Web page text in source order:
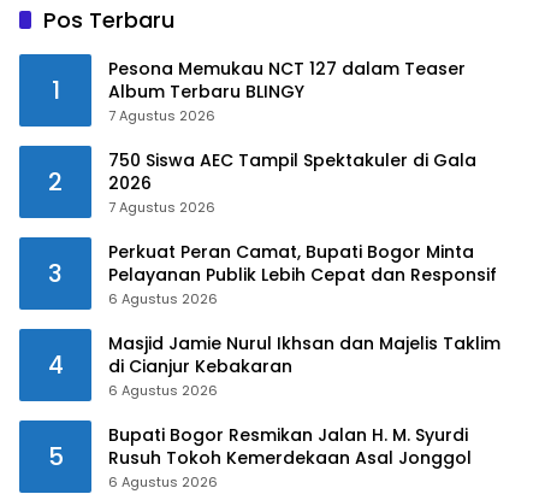
Pos Terbaru
1
Pesona Memukau NCT 127 dalam Teaser
Album Terbaru BLINGY
7 Agustus 2026
2
750 Siswa AEC Tampil Spektakuler di Gala
2026
7 Agustus 2026
3
Perkuat Peran Camat, Bupati Bogor Minta
Pelayanan Publik Lebih Cepat dan Responsif
6 Agustus 2026
4
Masjid Jamie Nurul Ikhsan dan Majelis Taklim
di Cianjur Kebakaran
6 Agustus 2026
5
Bupati Bogor Resmikan Jalan H. M. Syurdi
Rusuh Tokoh Kemerdekaan Asal Jonggol
6 Agustus 2026